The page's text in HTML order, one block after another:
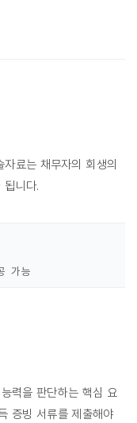
료는 채무자의 회생의
됩니다.
가능
력을 판단하는 핵심 요
증빙 서류를 제출해야